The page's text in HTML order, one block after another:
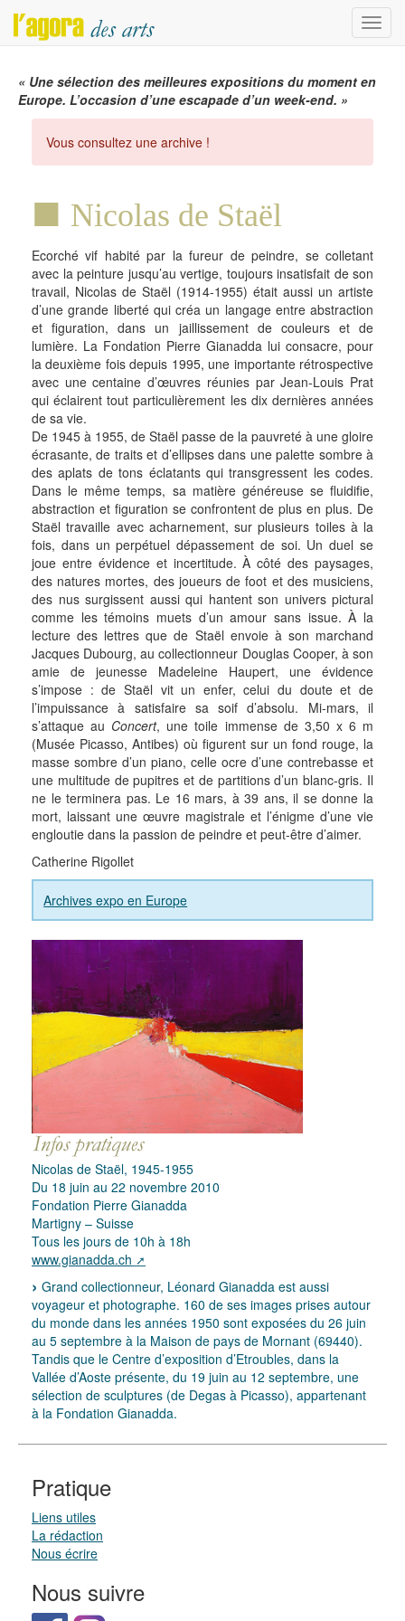
Menu
« Une sélection des meilleures expositions du moment en
Europe. L’occasion d’une escapade d’un week-end. »
Vous consultez une archive !
Nicolas de Staël
Ecorché vif habité par la fureur de peindre, se colletant
avec la peinture jusqu’au vertige, toujours insatisfait de son
travail, Nicolas de Staël (1914-1955) était aussi un artiste
d’une grande liberté qui créa un langage entre abstraction
et figuration, dans un jaillissement de couleurs et de
lumière. La Fondation Pierre Gianadda lui consacre, pour
la deuxième fois depuis 1995, une importante rétrospective
avec une centaine d’œuvres réunies par Jean-Louis Prat
qui éclairent tout particulièrement les dix dernières années
de sa vie.
De 1945 à 1955, de Staël passe de la pauvreté à une gloire
écrasante, de traits et d’ellipses dans une palette sombre à
des aplats de tons éclatants qui transgressent les codes.
Dans le même temps, sa matière généreuse se fluidifie,
abstraction et figuration se confrontent de plus en plus. De
Staël travaille avec acharnement, sur plusieurs toiles à la
fois, dans un perpétuel dépassement de soi. Un duel se
joue entre évidence et incertitude. À côté des paysages,
des natures mortes, des joueurs de foot et des musiciens,
des nus surgissent aussi qui hantent son univers pictural
comme les témoins muets d’un amour sans issue. À la
lecture des lettres que de Staël envoie à son marchand
Jacques Dubourg, au collectionneur Douglas Cooper, à son
amie de jeunesse Madeleine Haupert, une évidence
s’impose : de Staël vit un enfer, celui du doute et de
l’impuissance à satisfaire sa soif d’absolu. Mi-mars, il
s’attaque au Concert, une toile immense de 3,50 x 6 m
(Musée Picasso, Antibes) où figurent sur un fond rouge, la
masse sombre d’un piano, celle ocre d’une contrebasse et
une multitude de pupitres et de partitions d’un blanc-gris. Il
ne le terminera pas. Le 16 mars, à 39 ans, il se donne la
mort, laissant une œuvre magistrale et l’énigme d’une vie
engloutie dans la passion de peindre et peut-être d’aimer.
Catherine Rigollet
Archives expo en Europe
Nicolas de Staël, 1945-1955
Du 18 juin au 22 novembre 2010
Fondation Pierre Gianadda
Martigny – Suisse
Tous les jours de 10h à 18h
www.gianadda.ch
Grand collectionneur, Léonard Gianadda est aussi
voyageur et photographe. 160 de ses images prises autour
du monde dans les années 1950 sont exposées du 26 juin
au 5 septembre à la Maison de pays de Mornant (69440).
Tandis que le Centre d’exposition d’Etroubles, dans la
Vallée d’Aoste présente, du 19 juin au 12 septembre, une
sélection de sculptures (de Degas à Picasso), appartenant
à la Fondation Gianadda.
Pratique
Liens utiles
La rédaction
Nous écrire
Nous suivre